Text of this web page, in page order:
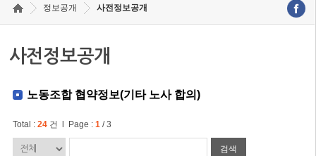
정보공개 사전정보공개
사전정보공개
노동조합 협약정보(기타 노사 합의)
Total : 24건 l Page : 1/ 3
검색